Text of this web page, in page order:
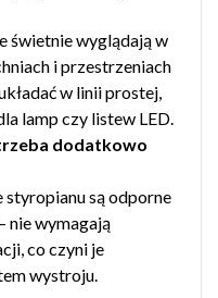
świetnie wyglądają w
i przestrzeniach
w linii prostej,
lamp czy listew LED.
dodatkowo
są odporne
nie wymagają
co czyni je
wystroju.